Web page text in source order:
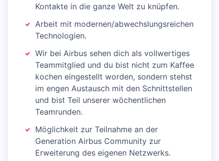
Kontakte in die ganze Welt zu knüpfen.
Arbeit mit modernen/abwechslungsreichen
Technologien.
Wir bei Airbus sehen dich als vollwertiges
Teammitglied und du bist nicht zum Kaffee
kochen eingestellt worden, sondern stehst
im engen Austausch mit den Schnittstellen
und bist Teil unserer wöchentlichen
Teamrunden.
Möglichkeit zur Teilnahme an der
Generation Airbus Community zur
Erweiterung des eigenen Netzwerks.